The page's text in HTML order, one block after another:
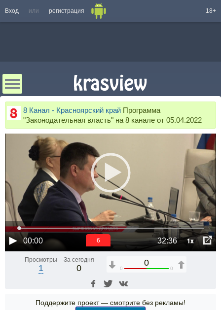
Вход или регистрация 18+
8 Канал - Красноярский край Программа
"Законодательная власть" на 8 канале от 05.04.2022
00:00 32:36 1x
6
Просмотры
1
За сегодня
0
0
0 0
Поддержите проект — смотрите без рекламы!